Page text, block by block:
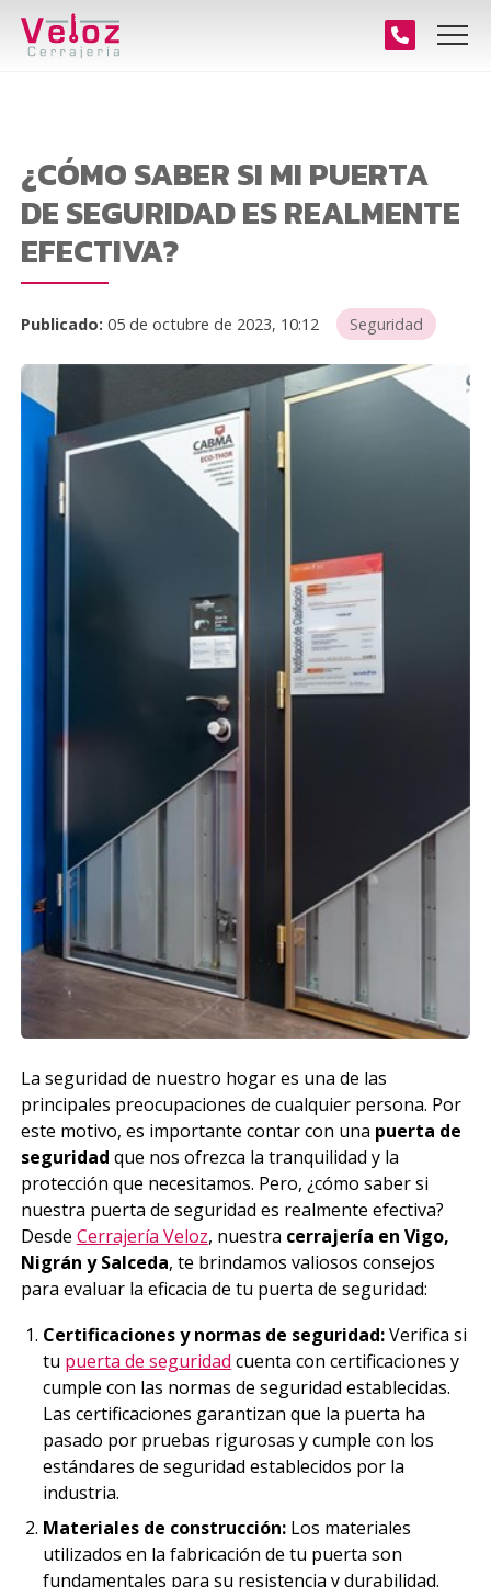
¿CÓMO SABER SI MI PUERTA
DE SEGURIDAD ES REALMENTE
EFECTIVA?
Publicado: 05 de octubre de 2023, 10:12 Seguridad
La seguridad de nuestro hogar es una de las
principales preocupaciones de cualquier persona. Por
este motivo, es importante contar con una puerta de
seguridad que nos ofrezca la tranquilidad y la
protección que necesitamos. Pero, ¿cómo saber si
nuestra puerta de seguridad es realmente efectiva?
Desde Cerrajería Veloz, nuestra cerrajería en Vigo,
Nigrán y Salceda, te brindamos valiosos consejos
para evaluar la eficacia de tu puerta de seguridad:
Certificaciones y normas de seguridad:Verifica si
tu puerta de seguridad cuenta con certificaciones y
cumple con las normas de seguridad establecidas.
Las certificaciones garantizan que la puerta ha
pasado por pruebas rigurosas y cumple con los
estándares de seguridad establecidos por la
industria.
Materiales de construcción:Los materiales
utilizados en la fabricación de tu puerta son
fundamentales para su resistencia y durabilidad.